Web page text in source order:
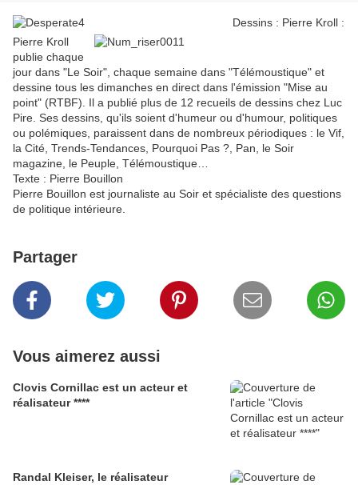
Dessins : Pierre Kroll :
Pierre Kroll
publie chaque
jour dans "Le Soir", chaque semaine dans "Télémoustique" et
dessine tous les dimanches en direct dans l'émission "Mise au
point" (RTBF). Il a publié plus de 12 recueils de dessins chez Luc
Pire. Ses dessins, qu'ils soient d'humeur ou d'humour, politiques
ou polémiques, paraissent dans de nombreux périodiques : le Vif,
la Cité, Trends-Tendances, Pourquoi Pas ?, Pan, le Soir
magazine, le Peuple, Télémoustique…
Texte : Pierre Bouillon
Pierre Bouillon est journaliste au Soir et spécialiste des questions
de politique intérieure.
Partager
Vous aimerez aussi
Clovis Cornillac est un acteur et
réalisateur ****
Randal Kleiser, le réalisateur